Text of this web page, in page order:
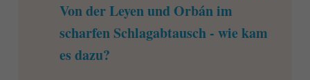
Von der Leyen und Orbán im
scharfen Schlagabtausch - wie kam
es dazu?